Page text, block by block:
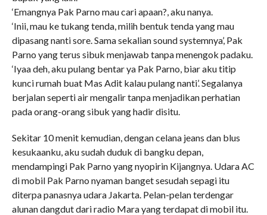
‘Emangnya Pak Parno mau cari apaan?, aku nanya.
‘Inii, mau ke tukang tenda, milih bentuk tenda yang mau
dipasang nanti sore. Sama sekalian sound systemnya’, Pak
Parno yang terus sibuk menjawab tanpa menengok padaku.
‘Iyaa deh, aku pulang bentar ya Pak Parno, biar aku titip
kunci rumah buat Mas Adit kalau pulang nanti’. Segalanya
berjalan seperti air mengalir tanpa menjadikan perhatian
pada orang-orang sibuk yang hadir disitu.
Sekitar 10 menit kemudian, dengan celana jeans dan blus
kesukaanku, aku sudah duduk di bangku depan,
mendampingi Pak Parno yang nyopirin Kijangnya. Udara AC
di mobil Pak Parno nyaman banget sesudah sepagi itu
diterpa panasnya udara Jakarta. Pelan-pelan terdengar
alunan dangdut dari radio Mara yang terdapat di mobil itu.